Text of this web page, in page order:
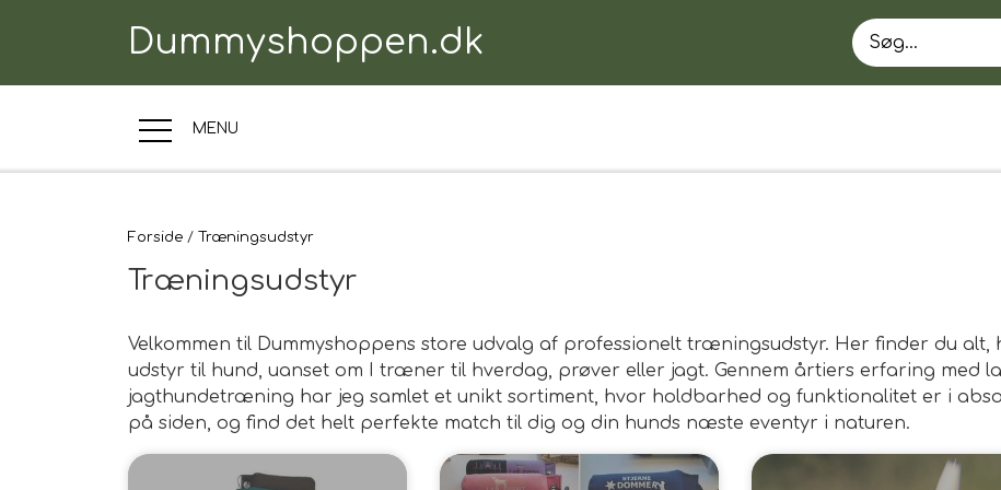
Dummyshoppen.dk
MENU
TRÆNINGSUDSTYR
TIL HUNDEN
TIL HUNDEFØREREN
Forside Træningsudstyr
Træningsudstyr
Velkommen til Dummyshoppens store udvalg af professionelt træningsudstyr. Her finder du
udstyr til hund, uanset om I træner til hverdag, prøver eller jagt. Gennem årtiers erfaring med
jagthundetræning har jeg samlet et unikt sortiment, hvor holdbarhed og funktionalitet er i
på siden, og find det helt perfekte match til dig og din hunds næste eventyr i naturen.